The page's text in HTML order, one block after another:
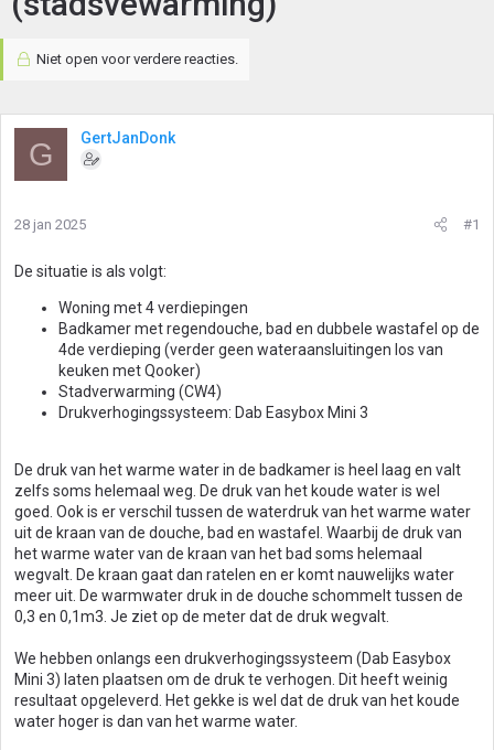
Niet open voor verdere reacties.
G GertJanDonk
28 jan 2025 #1
De situatie is als volgt:
Woning met 4 verdiepingen
Badkamer met regendouche, bad en dubbele wastafel op de
4de verdieping (verder geen wateraansluitingen los van
keuken met Qooker)
Stadverwarming (CW4)
Drukverhogingssysteem: Dab Easybox Mini 3
De druk van het warme water in de badkamer is heel laag en valt
zelfs soms helemaal weg. De druk van het koude water is wel
goed. Ook is er verschil tussen de waterdruk van het warme water
uit de kraan van de douche, bad en wastafel. Waarbij de druk van
het warme water van de kraan van het bad soms helemaal
wegvalt. De kraan gaat dan ratelen en er komt nauwelijks water
meer uit. De warmwater druk in de douche schommelt tussen de
0,3 en 0,1m3. Je ziet op de meter dat de druk wegvalt.
We hebben onlangs een drukverhogingssysteem (Dab Easybox
Mini 3) laten plaatsen om de druk te verhogen. Dit heeft weinig
resultaat opgeleverd. Het gekke is wel dat de druk van het koude
water hoger is dan van het warme water.